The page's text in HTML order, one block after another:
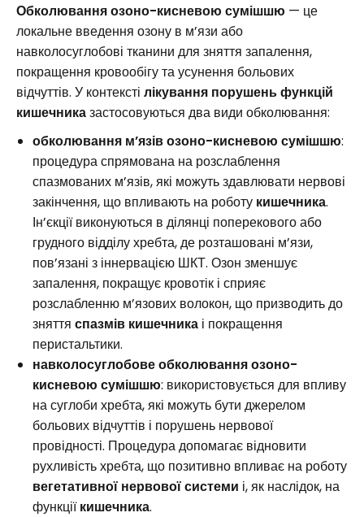
Обколювання озоно-кисневою сумішшю — це
локальне введення озону в м’язи або
навколосуглобові тканини для зняття запалення,
покращення кровообігу та усунення больових
відчуттів. У контексті лікування порушень функцій
кишечниказастосовуються два види обколювання:
обколювання м’язів озоно-кисневою сумішшю:
процедура спрямована на розслаблення
спазмованих м’язів, які можуть здавлювати нервові
закінчення, що впливають на роботу кишечника.
Ін’єкції виконуються в ділянці поперекового або
грудного відділу хребта, де розташовані м’язи,
пов’язані з іннервацією ШКТ. Озон зменшує
запалення, покращує кровотік і сприяє
розслабленню м’язових волокон, що призводить до
зняття спазмів кишечника і покращення
перистальтики.
навколосуглобове обколювання озоно-
кисневою сумішшю: використовується для впливу
на суглоби хребта, які можуть бути джерелом
больових відчуттів і порушень нервової
провідності. Процедура допомагає відновити
рухливість хребта, що позитивно впливає на роботу
вегетативної нервової системи і, як наслідок, на
функціїкишечника.